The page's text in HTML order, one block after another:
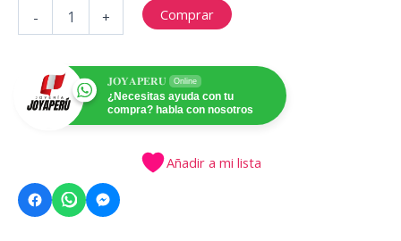
-
JPAC33
+ Comprar
𝐉𝐎𝐘𝐀𝐏𝐄𝐑𝐔 Online
¿Necesitas ayuda con tu
compra? habla con nosotros
Añadir a mi lista